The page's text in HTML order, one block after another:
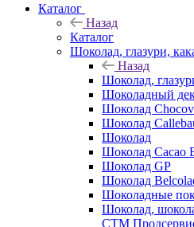
Каталог
Назад
Каталог
Шоколад, глазури,
Назад
Шоколад,
Шоколадный
Шоколад
Шоколад
Шоколад
Шоколад Cacao
Шоколад GP
Шоколад
Шоколадные
Шоколад,
СТМ